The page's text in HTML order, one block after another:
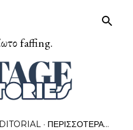
faffing.
ΠΕΡΙΣΣΌΤΕΡΑ…